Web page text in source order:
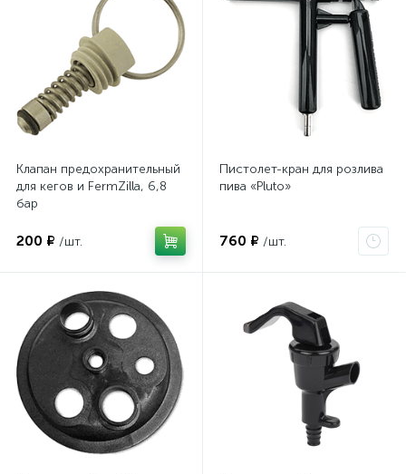
Клапан предохранительный
для кегов и FermZilla, 6,8
бар
200 ₽ /шт.
Пистолет-кран для розлива
пива «Pluto»
760 ₽ /шт.